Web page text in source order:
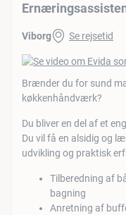
Viborg Se rejsetid
Brænder du for sund
køkkenhåndværk?
Du bliver en del af et
Du vil få en alsidig og
udvikling og praktisk
Tilberedning af
bagning
Anretning af